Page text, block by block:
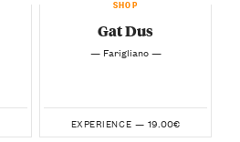
Gat Dus
— Farigliano —
EXPERIENCE — 19.00€